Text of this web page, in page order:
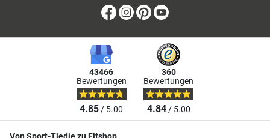
Facebook
Instagram
Pinterest
43466
Bewertungen
4.85/ 5.00
360
Bewertungen
4.84/ 5.00